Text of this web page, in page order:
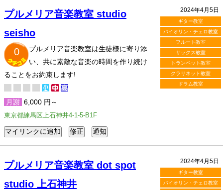
2024年4月5日
ギター教室
バイオリン・チェロ教室
フルート教室
サックス教室
トランペット教室
クラリネット教室
ドラム教室
プルメリア音楽教室 studio
seisho
0
プルメリア音楽教室は生徒様に寄り添
い、共に素敵な音楽の時間を作り続け
ることをお約束します!
月謝 6,000 円～
東京都練馬区上石神井4-1-5-B1F
2024年4月5日
ギター教室
バイオリン・チェロ教室
プルメリア音楽教室 dot spot
studio 上石神井